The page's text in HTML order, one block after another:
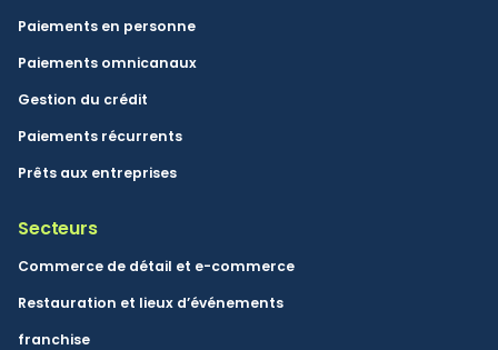
Paiements en personne
Paiements omnicanaux
Gestion du crédit
Paiements récurrents
Prêts aux entreprises
Secteurs
Commerce de détail et e-commerce
Restauration et lieux d’événements
franchise